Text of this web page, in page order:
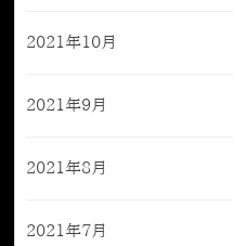
2021年10月
2021年9月
2021年8月
2021年7月